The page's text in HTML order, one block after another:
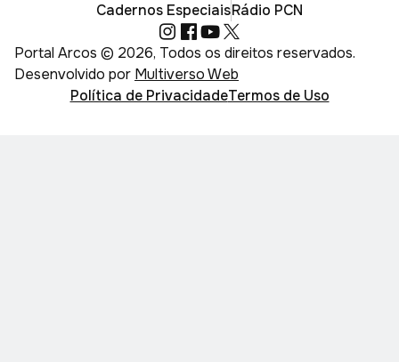
Cadernos EspeciaisRádio PCN
Portal Arcos © 2026, Todos os direitos reservados.
Desenvolvido por Multiverso Web
Política de PrivacidadeTermos de Uso